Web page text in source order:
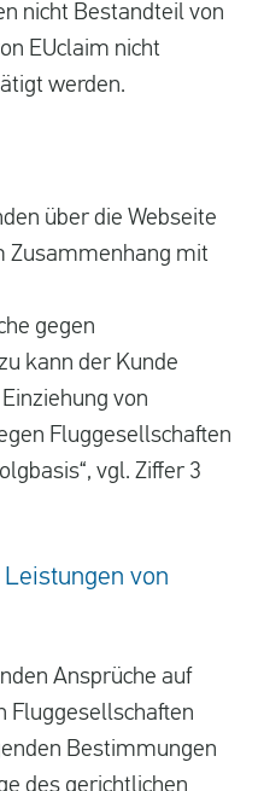
nicht Bestandteil von
EUclaim nicht
werden.
über die Webseite
Zusammenhang mit
gegen
kann der Kunde
von
Fluggesellschaften
vgl. Ziffer 3
von
Ansprüche auf
Fluggesellschaften
Bestimmungen
des gerichtlichen